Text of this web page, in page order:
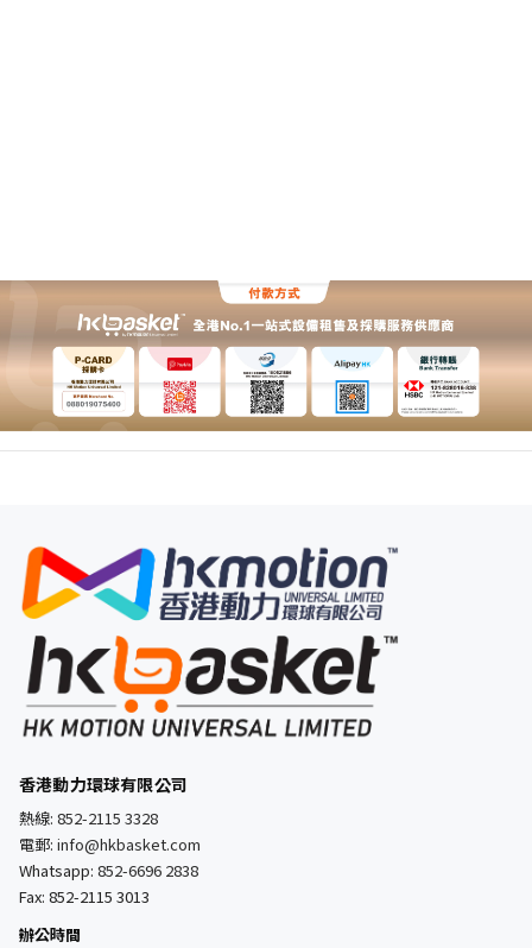
香港動力環球有限公司
熱線: 852-2115 3328
電郵: info@hkbasket.com
Whatsapp: 852-6696 2838
Fax: 852-2115 3013
辦公時間